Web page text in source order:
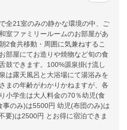
全21室のみの静かな環境の中、ご
室ファミリールームのお部屋があ
2食共移動・周囲に気兼ねするこ
部屋にてお造りや焼物など旬の食
鼓できます。100%源泉掛け流し
は露天風呂と大浴場にて湯浴みを
まの年齢がわかりかねますが、各
小学生は大人料金の70％幼児(食
のみ)は5500円 幼児(布団のみ)は
要)は2500円 とお得に宿泊できま